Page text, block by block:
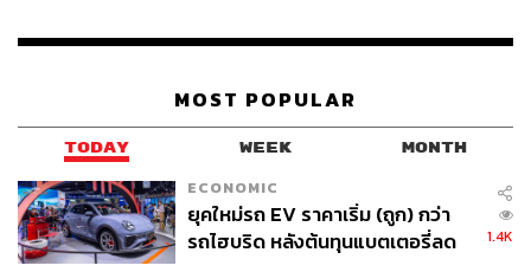
คนไทยที่อพยพมาจากจีน
หัวกะโหลกของมนุษย์สมัยหินใหม่ที่บ้านเก่า (https://www.sa
MOST POPULAR
TODAY WEEK MONTH
ECONOMIC
ยุคใหม่รถ EV ราคาเริ่ม (ถูก) กว่า
รถไฮบริด หลังต้นทุนแบตเตอรี่ลด
1.4K